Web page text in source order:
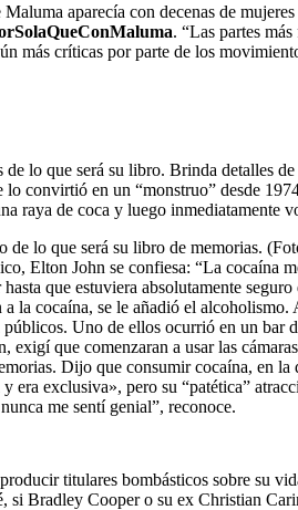
aparecía con decenas de
. “Las partes
más críticas por parte de los
lo que será su libro. Brinda detalles
convirtió en un “monstruo” desde
raya de coca y luego inmediatamente
Elton John se confiesa: “La cocaína
que estuviera absolutamente
la cocaína, se le añadió el
Uno de ellos ocurrió en un bar
exigí que comenzaran a usar las
Dijo que consumir cocaína, en la
era exclusiva», pero su “patética”
me sentí genial”, reconoce.
titulares bombásticos sobre su
si Bradley Cooper o su ex Christian